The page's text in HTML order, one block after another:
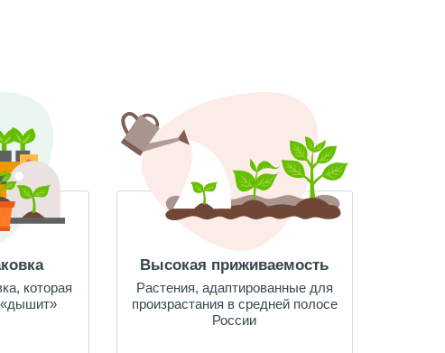
которая
«дышит»
Высокая приживаемость
Растения, адаптированные для
произрастания в средней полосе
России